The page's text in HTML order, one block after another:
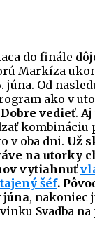
do finále
Markíza
júna. Od
ako v
Dobre vedieť.
kombináciu
v oba dni. Už
na utorky
vytiahnuť
šéf.
júna, nakoniec
Svadba